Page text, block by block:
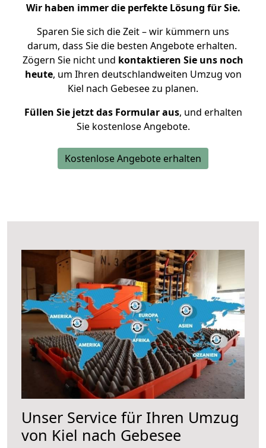
Wir haben immer die perfekte Lösung für Sie.
Sparen Sie sich die Zeit – wir kümmern uns
darum, dass Sie die besten Angebote erhalten.
Zögern Sie nicht und kontaktieren Sie uns noch
heute, um Ihren deutschlandweiten Umzug von
Kiel nach Gebesee zu planen.
Füllen Sie jetzt das Formular aus, und erhalten
Sie kostenlose Angebote.
Kostenlose Angebote erhalten
Unser Service für Ihren Umzug
von Kiel nach Gebesee